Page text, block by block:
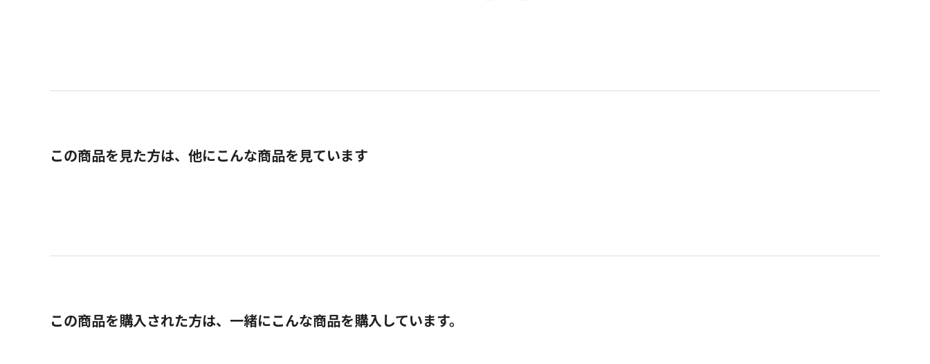
この商品を見た方は、他にこんな商品を見ています
この商品を購入された方は、一緒にこんな商品を購入しています。